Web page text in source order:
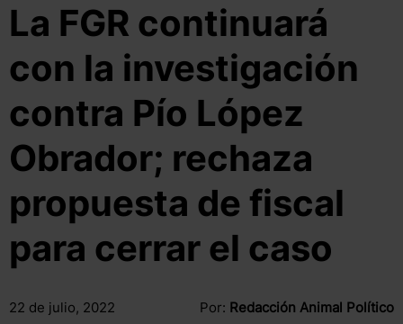
La FGR continuará
con la investigación
contra Pío López
Obrador; rechaza
propuesta de fiscal
para cerrar el caso
22 de julio, 2022 Por: Redacción Animal Político